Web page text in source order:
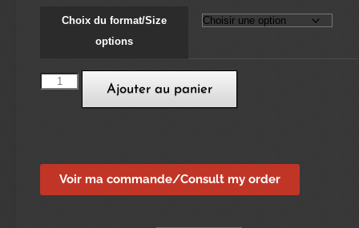
Choix du format/Size
options
Ajouter au panier
Voir ma commande/Consult my order